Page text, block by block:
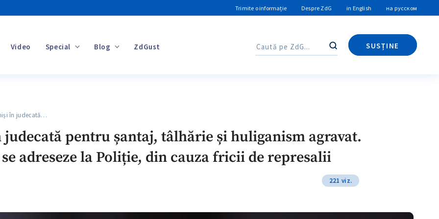
Trimite o informație Despre ZdG in English на русском
Video Special Blog ZdGust Caută
SUSȚINE
Caută
în judecată…
pentru șantaj, tâlhărie și huliganism agravat.
adreseze la Poliție, din cauza fricii de represalii
221 viz.